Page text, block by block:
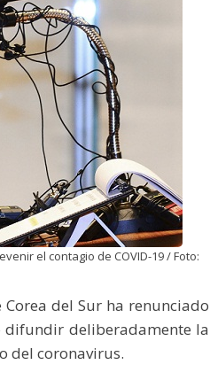
el contagio de COVID-19 / Foto:
del Sur ha renunciado
difundir deliberadamente la
del coronavirus.